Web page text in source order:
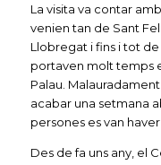
La visita va contar
venien tan de Sant
Llobregat i fins i tot
portaven molt temps
Palau.
acabar una setmana
persones es van
Des de fa uns any, el